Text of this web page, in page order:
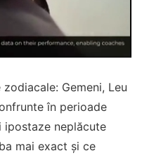
Gemeni, Leu
în perioade
ipostaze neplăcute
mai exact și ce